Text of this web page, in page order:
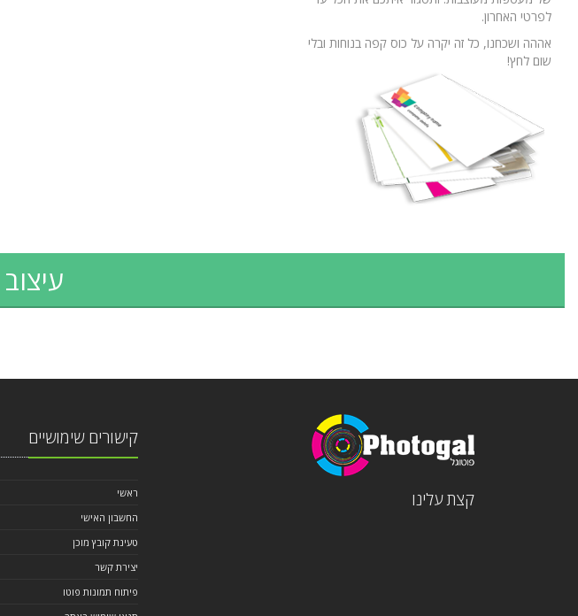
לפרטי האחרון.
אההה ושכחנו, כל זה יקרה על כוס קפה בנוחות ובלי
שום לחץ!
עיצוב
קצת עלינו
קישורים שימושיים
ראשי
החשבון האישי
טעינת קובץ מוכן
יצירת קשר
פיתוח תמונות פוטו